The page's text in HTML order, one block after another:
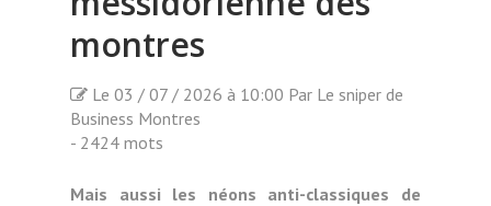
montres
Le 03 / 07 / 2026 à 10:00 Par Le sniper de
Business Montres
- 2424 mots
Mais aussi les néons anti-classiques de